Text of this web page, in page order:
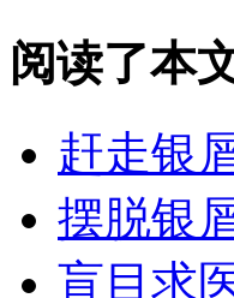
阅读了本
赶走银
摆脱银
盲目求